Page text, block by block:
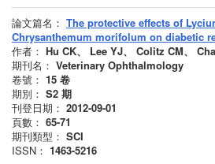
論文篇名： The protective effects of
Chrysanthemum morifolum on diabetic
作者： Hu CK、 Lee YJ、 Colitz CM、
期刊名： Veterinary Ophthalmology
卷號： 15 卷
期別： S2 期
刊登日期： 2012-09-01
頁數： 65-71
期刊類型： SCI
ISSN： 1463-5216